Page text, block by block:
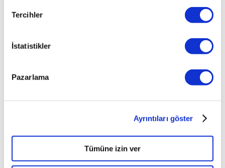
Tercihler
İstatistikler
Pazarlama
Ayrıntıları göster
Tümüne izin ver
oldukça
Çünkü
aracın
kadar
sürücülerini
ilgilendirir.